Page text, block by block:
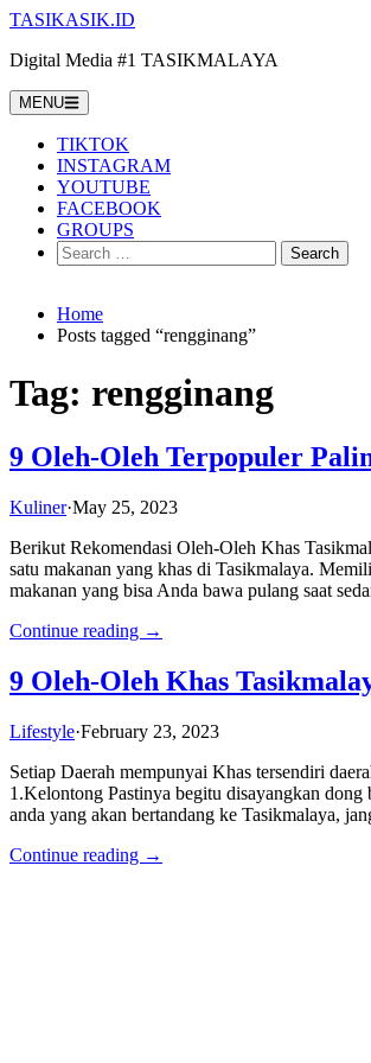
Skip
content
TASIKASIK.ID
Digital Media #1 TASIKMALAYA
MENU
TIKTOK
INSTAGRAM
YOUTUBE
FACEBOOK
GROUPS
Search
for:
Home
Posts tagged “rengginang”
Tag: rengginang
9 Oleh-Oleh Terpopuler
Kuliner·May 25, 2023
Berikut Rekomendasi Oleh-Oleh Khas
satu makanan yang khas di Tasikmalaya.
makanan yang bisa Anda bawa pulang saat
Continue reading →
9 Oleh-Oleh Khas
Lifestyle·February 23, 2023
Setiap Daerah mempunyai Khas tersendiri
1.Kelontong Pastinya begitu disayangkan
anda yang akan bertandang ke Tasikmalaya,
Continue reading →